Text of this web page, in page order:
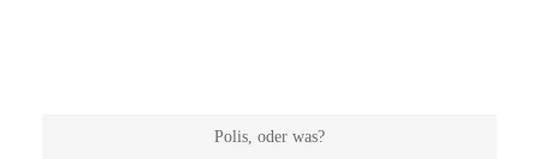
Polis, oder was?